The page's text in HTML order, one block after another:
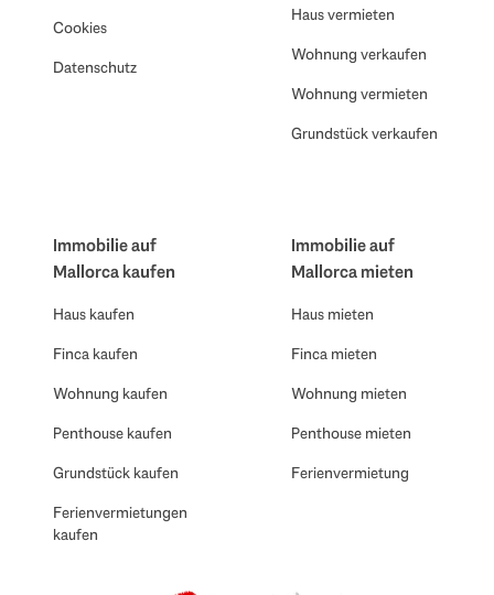
Cookies
Datenschutz
Haus vermieten
Wohnung verkaufen
Wohnung vermieten
Grundstück verkaufen
Immobilie auf
Mallorca kaufen
Haus kaufen
Finca kaufen
Wohnung kaufen
Penthouse kaufen
Grundstück kaufen
Ferienvermietungen
kaufen
Immobilie auf
Mallorca mieten
Haus mieten
Finca mieten
Wohnung mieten
Penthouse mieten
Ferienvermietung